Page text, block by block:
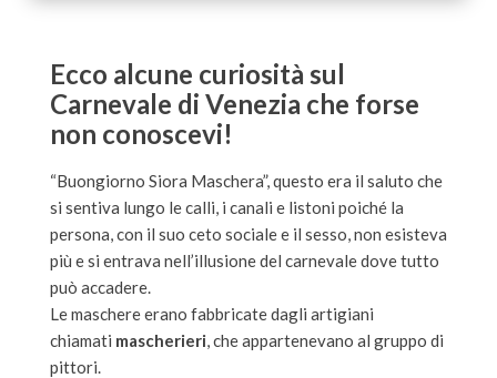
Ecco alcune curiosità sul
Carnevale di Venezia che forse
non conoscevi!
“Buongiorno Siora Maschera”, questo era il saluto che
si sentiva lungo le calli, i canali e listoni poiché la
persona, con il suo ceto sociale e il sesso, non esisteva
più e si entrava nell’illusione del carnevale dove tutto
può accadere.
Le maschere erano fabbricate dagli artigiani
chiamati mascherieri, che appartenevano al gruppo di
pittori.